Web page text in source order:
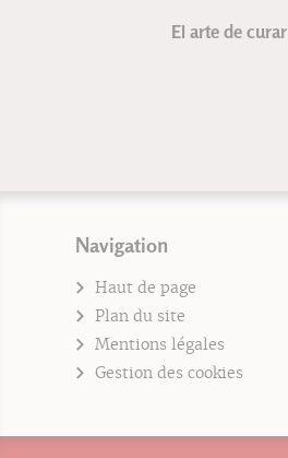
El arte de curar
Navigation
Haut de page
Plan du site
Mentions légales
Gestion des cookies